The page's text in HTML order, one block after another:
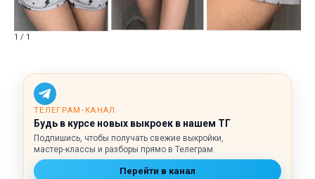
1 / 1
ТЕЛЕГРАМ‑КАНАЛ
Будь в курсе новых выкроек в нашем ТГ
Подпишись, чтобы получать свежие выкройки,
мастер‑классы и разборы прямо в Телеграм.
Перейти в канал